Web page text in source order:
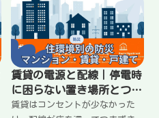
ち。けれど工夫すれば安全は十
分つくれます。家具の転倒対
策、収納のコツ、電源・配線の
整え方まで、賃貸向けにわかり
やすく整理します。
賃貸の電源と配線｜停電時
に困らない置き場所とつま
ずかない整理
賃貸はコンセントが少なかった